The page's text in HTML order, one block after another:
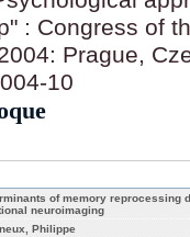
: Congress of
Prague,
10
of memory reprocessing
neuroimaging
Philippe